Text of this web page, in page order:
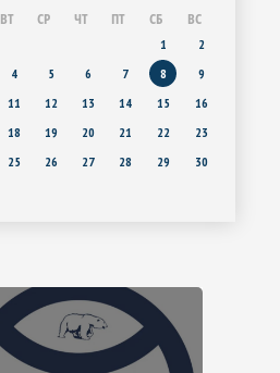
ВТ СР ЧТ ПТ СБ ВС
1
2
4 5 6 7 8
9
11 12 13 14 15
16
18 19 20 21 22
23
25 26 27 28 29
30